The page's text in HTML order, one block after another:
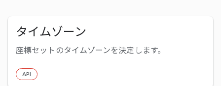
タイムゾーン
座標セットのタイムゾーンを決定します。
API